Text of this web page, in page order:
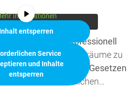
Informationen
Inhalt entsperren
Service
und Inhalte
entsperren
wie man
professionell
, um dir damit deine Träume zu
Motivationund denGesetzen
Ziele zu verwirklichen…